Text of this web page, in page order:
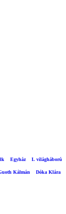
Egyház I. világháború
Kálmán Dóka Klára